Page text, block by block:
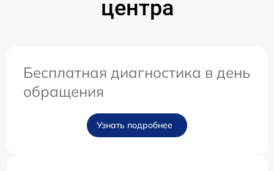
центра
Бесплатная диагностика в день
обращения
Узнать подробнее